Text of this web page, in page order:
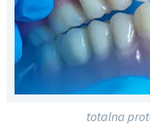
totalna